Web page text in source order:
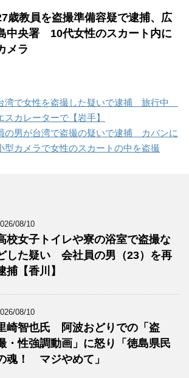
歳教員を盗撮準備容疑で逮捕、広
中央署 10代女性のスカート内に
メラ
で女性を盗撮した疑いで逮捕 旅行中
スカレーターで【岩手】
の男が台湾で盗撮の疑いで逮捕 カバンに
型カメラで女性のスカートの中を盗撮
08/10
校女子トイレや寮の浴室で盗撮な
した疑い 会社員の男（23）を再
捕【香川】
08/10
崎智也氏 阿波おどりでの「盗
・性強調動画」に怒り「徳島県民
魂！ マジやめて」